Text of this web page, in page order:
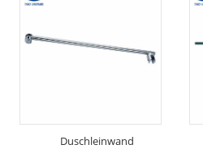
Duschleinwand